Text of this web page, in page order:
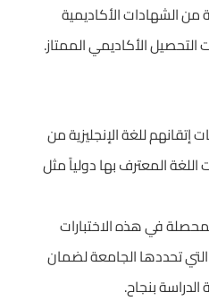
الشهادات الأكاديمية
التحصيل الأكاديمي الممتاز.
إتقانهم للغة الإنجليزية من
اللغة المعترف بها دولياً مثل
في هذه الاختبارات
تحددها الجامعة لضمان
بنجاح.